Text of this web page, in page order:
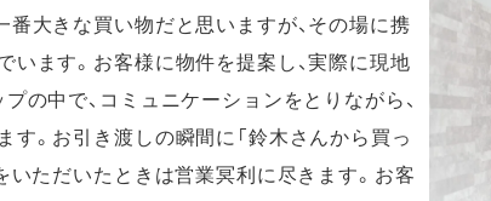
大きな買い物だと思いますが、その場に携
ます。お客様に物件を提案し、実際に現地
の中で、コミュニケーションをとりながら、
。お引き渡しの瞬間に「鈴木さんから買っ
いただいたときは営業冥利に尽きます。お客